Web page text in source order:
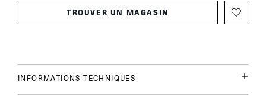
TROUVER UN MAGASIN
INFORMATIONS TECHNIQUES